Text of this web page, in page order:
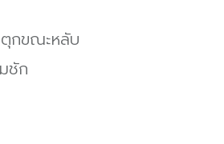
ตุกขณะหลับ
ชัก